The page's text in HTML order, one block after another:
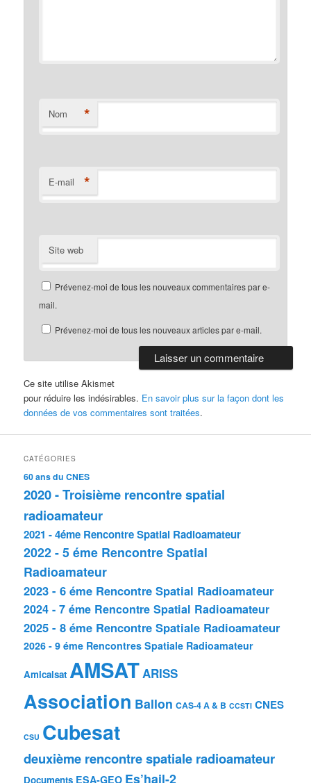
Nom *
E-mail *
Site web
Prévenez-moi de tous les nouveaux commentaires par e-
mail.
Prévenez-moi de tous les nouveaux articles par e-mail.
Ce site utilise Akismet
pour réduire les indésirables. En savoir plus sur la façon dont les
données de vos commentaires sont traitées.
CATÉGORIES
60 ans du CNES
2020 - Troisième rencontre spatial
radioamateur
2021 - 4éme Rencontre Spatial Radioamateur
2022 - 5 éme Rencontre Spatial
Radioamateur
2023 - 6 éme Rencontre Spatial Radioamateur
2024 - 7 éme Rencontre Spatial Radioamateur
2025 - 8 éme Rencontre Spatiale Radioamateur
2026 - 9 éme Rencontres Spatiale Radioamateur
Amicalsat AMSATARISS
Association Ballon CAS-4 A & B CCSTI CNES
CSU Cubesat
deuxième rencontre spatiale radioamateur
Documents ESA-GEO Es’hail-2